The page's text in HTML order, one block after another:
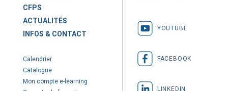
CFPS
ACTUALITÉS
INFOS & CONTACT
Calendrier
Catalogue
Mon compte e-learning
YOUTUBE
FACEBOOK
LINKEDIN